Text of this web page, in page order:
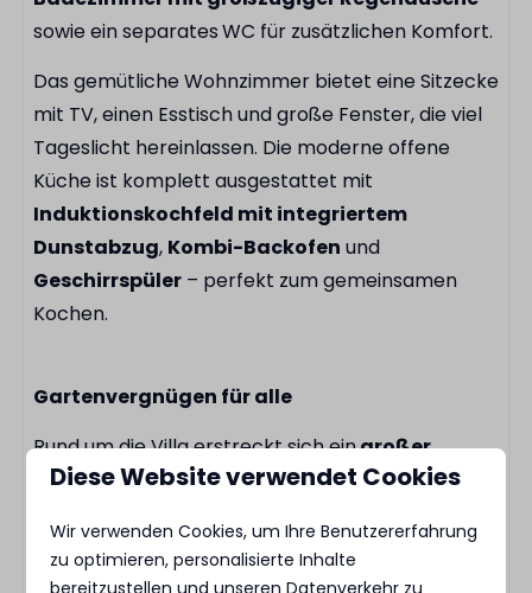
Einrichtungen
Skatepark
Tennisplatz
Basketballplatz
Spielplatz
Restaurant
Fahrradverleih
E-Chopper-Verleih
sowie ein separatesWC für zusätzlichen Komfort.
Das gemütliche Wohnzimmer bietet eine Sitzecke
mit TV, einen Esstisch und große Fenster, die viel
Tageslicht hereinlassen. Die moderne offene
Küche ist komplett ausgestattet mit
Induktionskochfeld mit integriertem
Dunstabzug, Kombi-Backofen und
Geschirrspüler – perfekt zum gemeinsamen
Kochen.
Gartenvergnügen für alle
Rund um die Villa erstreckt sich eingroßer
GartenmitEsstisch. Ob beim Frühstück in der
Spielen mit den Kindern – draußen lässt es sich
hier wunderbar leben.
Diese Website verwendet Cookies
Wir verwenden Cookies, um Ihre Benutzererfahrung
zu optimieren, personalisierte Inhalte
bereitzustellen und unseren Datenverkehr zu